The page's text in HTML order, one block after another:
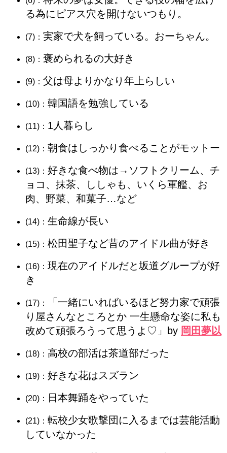
る為にピアス穴を開けないつもり。
(7)： 実家で犬を飼っている。おーちゃん。
(8)： 褒められるの大好き
(9)： 父は母よりかなり年上らしい
(10)： 韓国語を勉強している
(11)： 1人暮らし
(12)： 朝食はしっかり食べることがモットー
(13)： 好きな食べ物は→ソフトクリーム、チ
ョコ、抹茶、ししゃも、いくら軍艦、お
肉、野菜、和菓子…など
(14)： 生命線が長い
(15)： 松田聖子など昔のアイドル曲が好き
(16)： 現在のアイドルだと坂道グループが好
き
(17)：
「一緒にいればいるほど努力家で頑張
り屋さんなところとか 一生懸命な姿に私も
改めて頑張ろうって思うよ♡」by 岡田夢以
(18)： 高校の部活は茶道部だった
(19)： 好きな花はスズラン
(20)： 日本舞踊をやっていた
(21)： 転校少女歌撃団に入るまでは芸能活動
していなかった